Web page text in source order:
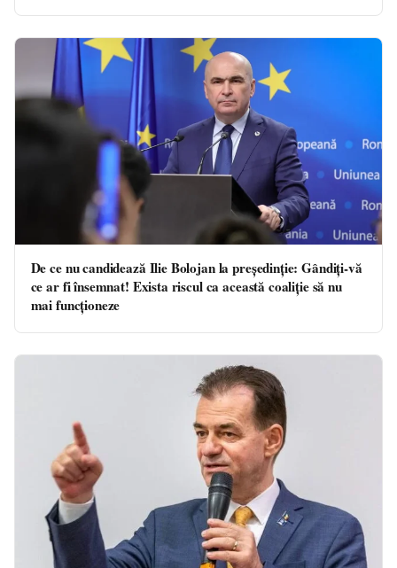
De ce nu candidează Ilie Bolojan la președinție: Gândiți-vă
ce ar fi însemnat! Exista riscul ca această coaliție să nu
mai funcționeze